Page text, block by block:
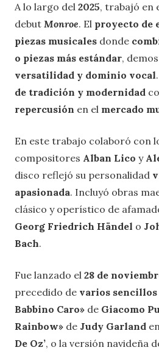
A lo largo del 2025, trabajó en
debut Monroe. El proyecto de
piezas musicales donde
o piezas más estándar,
versatilidad y dominio vocal
de tradición y modernidad
repercusión en el mercado
En este trabajo colaboró ​​con
compositores Alban Lico y
disco reflejó su personalidad
apasionada. Incluyó obras
clásico y operístico de
Georg Friedrich Händel o
Bach.
Fue lanzado el 28 de
precedido de varios sencillos
Babbino Caro» de Giacomo
Rainbow» de Judy Garland
De Oz’, o la versión navideña